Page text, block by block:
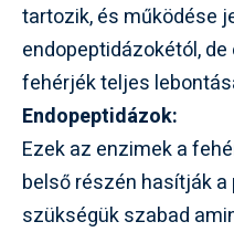
tartozik, és működése
endopeptidázokétól,
fehérjék teljes
Endopeptidázok:
Ezek az enzimek a
belső részén hasítják
szükségük szabad